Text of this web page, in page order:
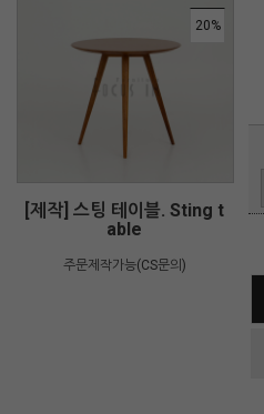
20%
[제작] 스팅 테이블. Sting t
able
주문제작가능(CS문의)